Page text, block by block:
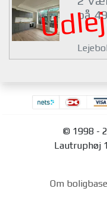
på
© 1998 -
Lautruphøj
Om